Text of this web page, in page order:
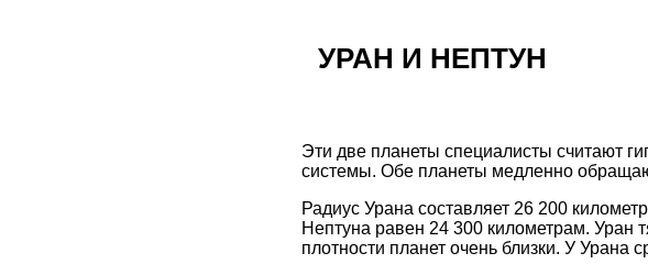
УРАН И НЕПТУН
Эти две планеты специалисты считают
системы. Обе планеты медленно
Радиус Урана составляет 26 200
Нептуна равен 24 300 километрам.
плотности планет очень близки. У Урана